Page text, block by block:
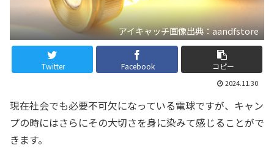
アイキャッチ画像出典：aandfstore
Twitter Facebook コピー
2024.11.30
現在社会でも必要不可欠になっている電球ですが、キャン
プの時にはさらにその大切さを身に染みて感じることがで
きます。